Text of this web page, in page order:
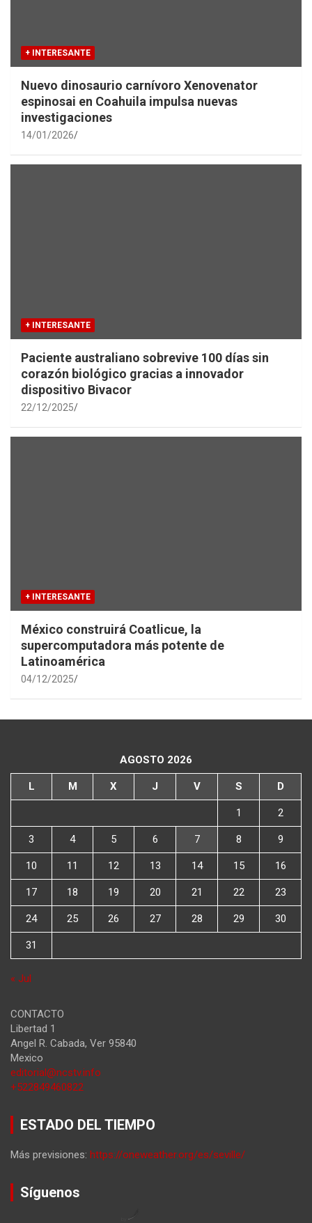
+ INTERESANTE
Nuevo dinosaurio carnívoro Xenovenator
espinosai en Coahuila impulsa nuevas
investigaciones
14/01/2026
+ INTERESANTE
Paciente australiano sobrevive 100 días sin
corazón biológico gracias a innovador
dispositivo Bivacor
22/12/2025
+ INTERESANTE
México construirá Coatlicue, la
supercomputadora más potente de
Latinoamérica
04/12/2025
AGOSTO 2026
L M X J V S D
1 2
3 4 5 6 7 8 9
10 11 12 13 14 15 16
17 18 19 20 21 22 23
24 25 26 27 28 29 30
31
« Jul
CONTACTO
Libertad 1
Angel R. Cabada, Ver 95840
Mexico
editorial@ncstv.info
+522849460822
ESTADO DEL TIEMPO
Más previsiones: https://oneweather.org/es/seville/
Síguenos